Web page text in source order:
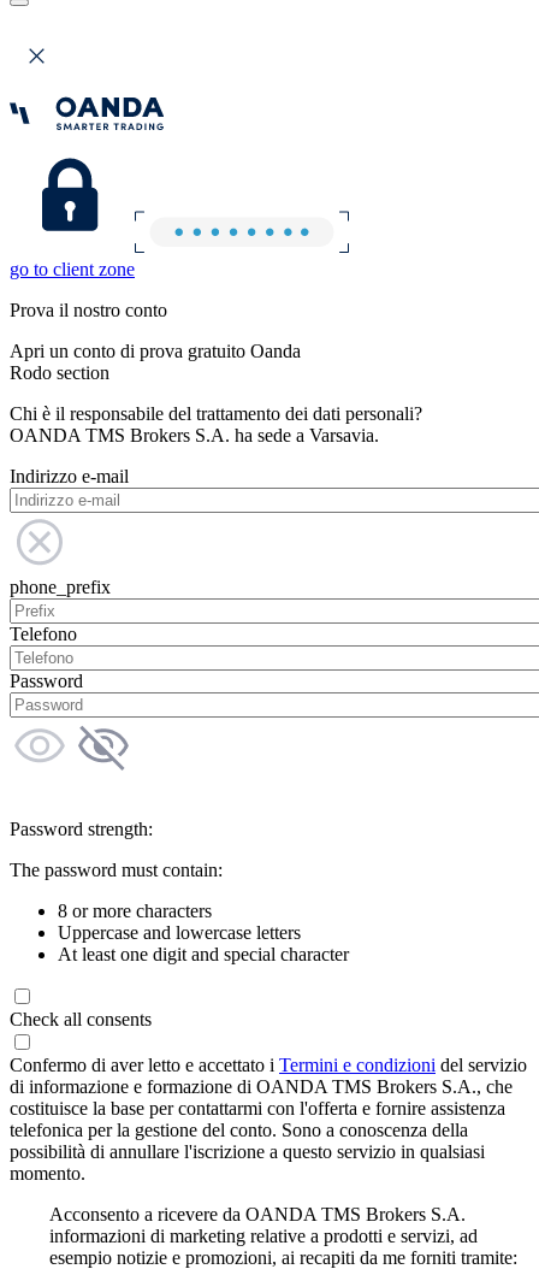
go to client zone
Prova il nostro conto
Apri un conto di prova gratuito Oanda
Rodo section
Chi è il responsabile del trattamento dei dati personali?
OANDA TMS Brokers S.A. ha sede a Varsavia.
Indirizzo e-mail
phone_prefix
Telefono
Password
Password strength:
The password must contain:
8 or more characters
Uppercase and lowercase letters
At least one digit and special character
Check all consents
Confermo di aver letto e accettato i Termini e condizioni del servizio
di informazione e formazione di OANDA TMS Brokers S.A., che
costituisce la base per contattarmi con l'offerta e fornire assistenza
telefonica per la gestione del conto. Sono a conoscenza della
possibilità di annullare l'iscrizione a questo servizio in qualsiasi
momento.
Acconsento a ricevere da OANDA TMS Brokers S.A.
informazioni di marketing relative a prodotti e servizi, ad
esempio notizie e promozioni, ai recapiti da me forniti tramite: